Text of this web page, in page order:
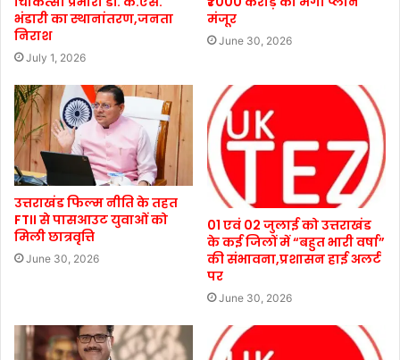
भंडारी का स्थानांतरण,जनता
निराश
July 1, 2026
मंजूर
June 30, 2026
उत्तराखंड फिल्म नीति के तहत
FTII से पासआउट युवाओं को
मिली छात्रवृत्ति
June 30, 2026
01 एवं 02 जुलाई को उत्तराखंड
के कई जिलों में “बहुत भारी वर्षा”
की संभावना,प्रशासन हाई अलर्ट
पर
June 30, 2026